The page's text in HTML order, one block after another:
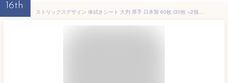
16th
ストリックスデザイン 体拭きシート 大判 厚手 日本製 60枚 (30枚 ×2個セット) 約20×30cm 白 しっかり拭ける ウェットタオル 無香料 ノンアルコール KN-102 【Amazon.co.jp 限定】